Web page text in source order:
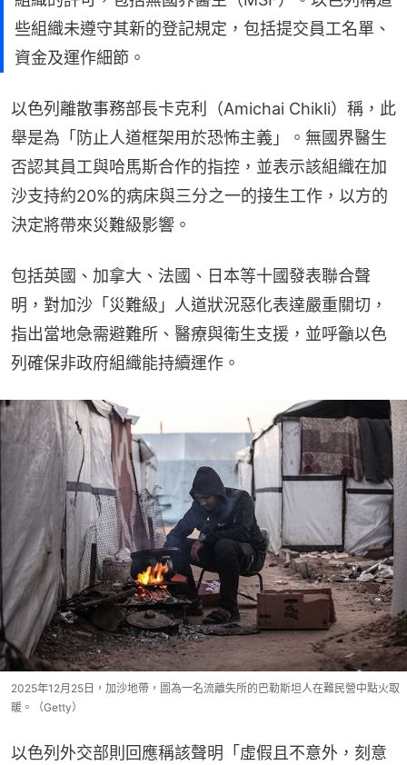
些組織未遵守其新的登記規定，包括提交員工名單、
資金及運作細節。
以色列離散事務部長卡克利（Amichai Chikli）稱，此
舉是為「防止人道框架用於恐怖主義」。無國界醫生
否認其員工與哈馬斯合作的指控，並表示該組織在加
沙支持約20%的病床與三分之一的接生工作，以方的
決定將帶來災難級影響。
包括英國、加拿大、法國、日本等十國發表聯合聲
明，對加沙「災難級」人道狀況惡化表達嚴重關切，
指出當地急需避難所、醫療與衛生支援，並呼籲以色
列確保非政府組織能持續運作。
2025年12月25日，加沙地帶，圖為一名流離失所的巴勒斯坦人在難民營中點火取
暖。（Getty）
以色列外交部則回應稱該聲明「虛假且不意外，刻意